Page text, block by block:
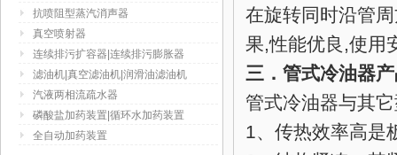
抗喷阻型蒸汽消声器
真空喷射器
连续排污扩容器|连续排污膨胀器
滤油机|真空滤油机|润滑油滤油机
汽液两相流疏水器
磷酸盐加药装置|循环水加药装置
全自动加药装置
在旋转同时沿管
果,性能优良,使用
三．管式冷油器
管式冷油器与其
1、传热效率高是